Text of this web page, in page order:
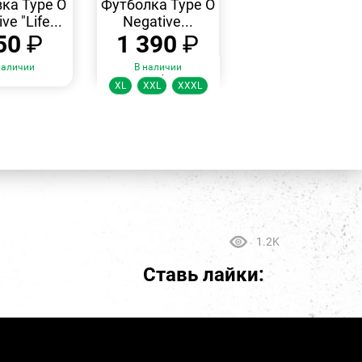
Type O
"Life...
₽
Футболка Type O
Negative...
1 390₽
В наличии
Размеры:
XL XXL XXXL
1.2K
Ставь лайки: